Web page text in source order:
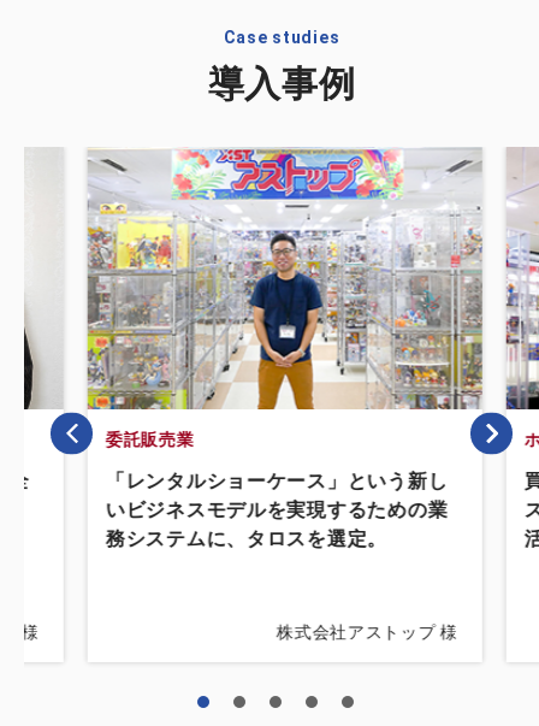
Case studies
導入事例
全
様
委託販売業
「レンタルショーケース」という新し
いビジネスモデルを実現するための業
務システムに、タロスを選定。
株式会社アストップ 様